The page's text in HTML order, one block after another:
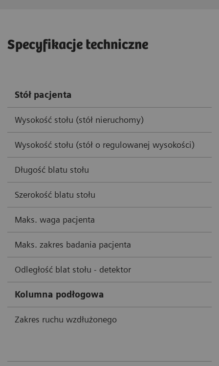
Specyfikacje techniczne
Stół pacjenta
Wysokość stołu (stół nieruchomy)
Wysokość stołu (stół o regulowanej wysokości)
Długość blatu stołu
Szerokość blatu stołu
Maks. waga pacjenta
Maks. zakres badania pacjenta
Odległość blat stołu - detektor
Kolumna podłogowa
Zakres ruchu wzdłużonego